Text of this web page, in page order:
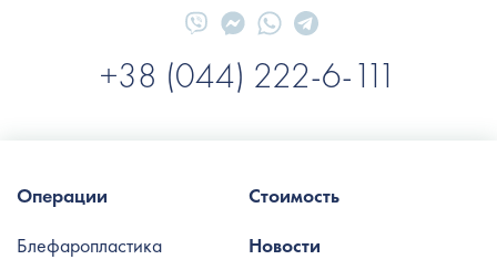
+38 (044) 222-6-111
Стоимость
Новости
Операции
Блефаропластика